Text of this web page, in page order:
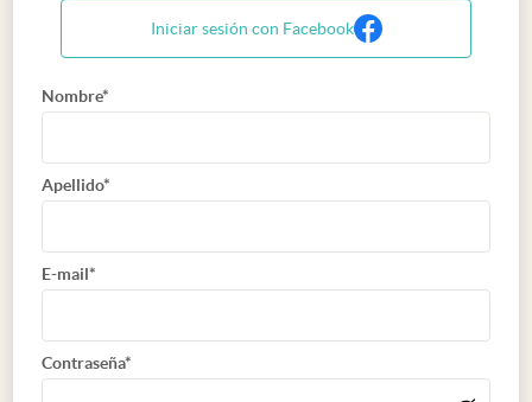
Iniciar sesión con Facebook
Nombre*
Apellido*
E-mail*
Contraseña*